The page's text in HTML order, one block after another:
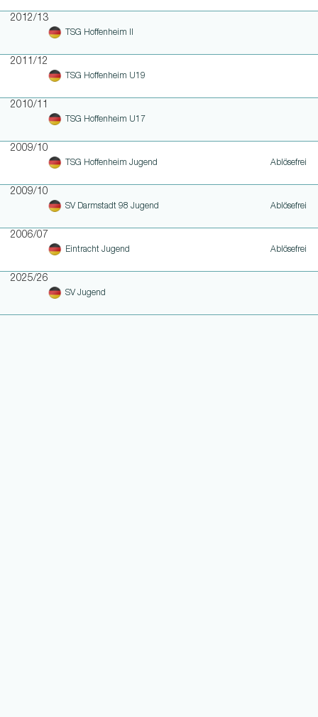
2012/13
TSG Hoffenheim II
2011/12
TSG Hoffenheim U19
2010/11
TSG Hoffenheim U17
2009/10
TSG Hoffenheim Jugend Ablösefrei
2009/10
SV Darmstadt 98 Jugend Ablösefrei
2006/07
Eintracht Jugend Ablösefrei
2025/26
SV Jugend